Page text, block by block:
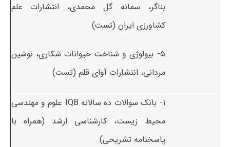
بناگر، سمانه گل محمدی، انتشارات علم
کشاورزی ایران (تست)
۵- بیولوژی و شناخت حیوانات شکاری، نوشین
مردانی، انتشارات آوای قلم (تست)
۱- بانک سوالات ده سالانه IQB علوم و مهندسی
محیط زیست، کارشناسی ارشد (همراه با
پاسخنامه تشریحی)